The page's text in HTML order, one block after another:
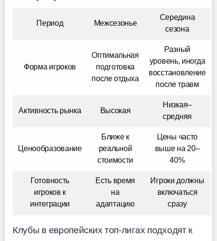
Период Межсезонье
Середина
сезона
Форма игроков
Оптимальная
подготовка
после отдыха
Разный
уровень, иногда
восстановление
после травм
Активность рынка Высокая
Низкая–
средняя
Ценообразование
Ближе к
реальной
стоимости
Цены часто
выше на 20–
40%
Готовность
игроков к
интеграции
Есть время
на
адаптацию
Игроки должны
включаться
сразу
Клубы в европейских топ-лигах подходят к